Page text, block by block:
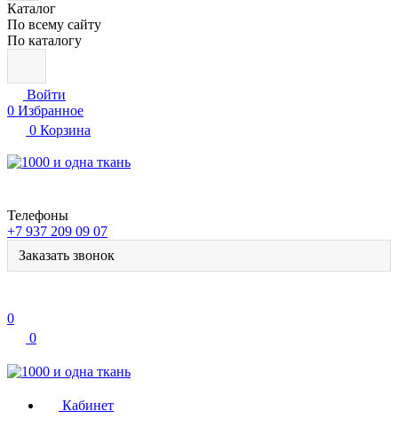
Каталог
По всему сайту
По каталогу
Войти
0 Избранное
0 Корзина
Телефоны
+7 937 209 09 07
Заказать звонок
0
0
Кабинет